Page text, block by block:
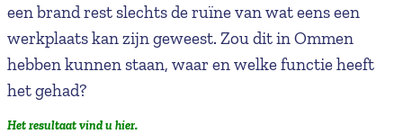
een brand rest slechts de ruïne van wat eens een
werkplaats kan zijn geweest. Zou dit in Ommen
hebben kunnen staan, waar en welke functie heeft
het gehad?
Het resultaat vind u hier.